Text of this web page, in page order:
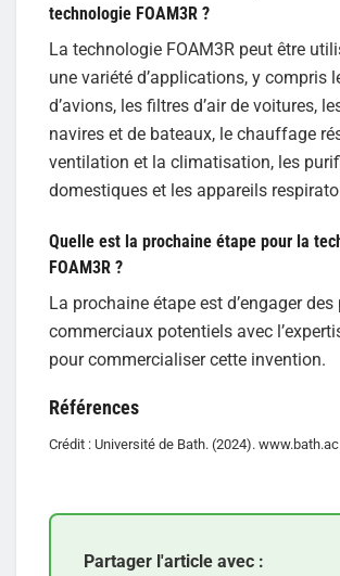
technologie FOAM3R ?
La technologie FOAM3R peut être
une variété d’applications, y compris
d’avions, les filtres d’air de voitures,
navires et de bateaux, le chauffage
ventilation et la climatisation, les
domestiques et les appareils
Quelle est la prochaine étape pour la
FOAM3R ?
La prochaine étape est d’engager
commerciaux potentiels avec
pour commercialiser cette invention.
Références
Crédit : Université de Bath. (2024).
Partager l'article avec :